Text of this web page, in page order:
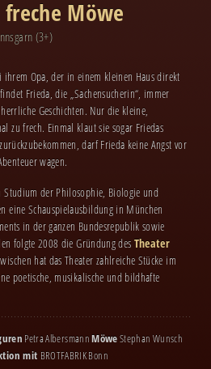
Möwe
(3+)
Opa, der in einem kleinen Haus direkt
Frieda, die „Sachensucherin“, immer
Geschichten. Nur die kleine,
zu frech. Einmal klaut sie sogar Friedas
darf Frieda keine Angst vor
wagen.
der Philosophie, Biologie und
eine Schauspielausbildung in München
in der ganzen Bundesrepublik sowie
folgte 2008 die Gründung des Theater
hat das Theater zahlreiche Stücke im
poetische, musikalische und bildhafte
Petra AlbersmannMöweStephan Wunsch
mit BROTFABRIK Bonn